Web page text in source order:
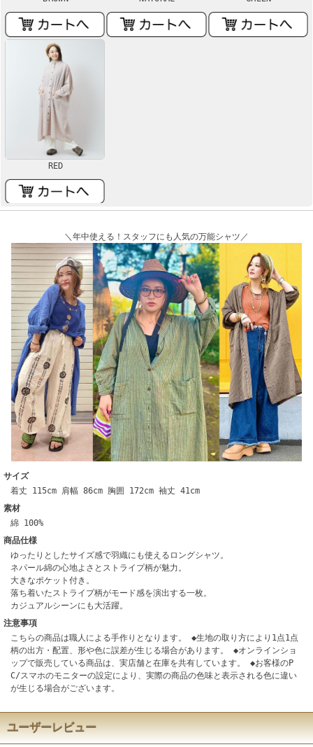
RED
＼年中使える！スタッフにも人気の万能シャツ／
サイズ
着丈 115cm 肩幅 86cm 胸囲 172cm 袖丈 41cm
素材
綿 100%
商品仕様
ゆったりとしたサイズ感で羽織にも使えるロングシャツ。
ネパール綿の心地よさとストライプ柄が魅力。
大きなポケット付き。
落ち着いたストライプ柄がモード感を演出する一枚。
カジュアルシーンにも大活躍。
注意事項
こちらの商品は職人による手作りとなります。 ◆生地の取り方により1点1点
柄の出方・配置、形や色に誤差が生じる場合があります。 ◆オンラインショ
ップで販売している商品は、実店舗と在庫を共有しています。 ◆お客様のP
C/スマホのモニターの設定により、実際の商品の色味と表示される色に違い
が生じる場合がございます。
ユーザーレビュー